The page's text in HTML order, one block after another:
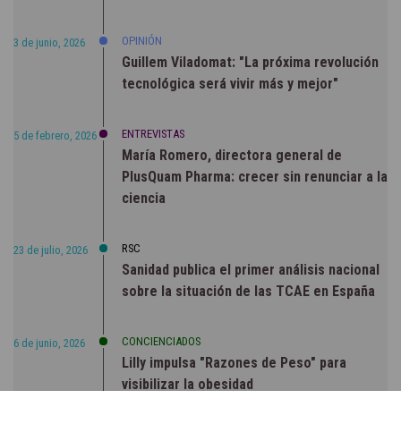
3 de junio, 2026 OPINIÓN
Guillem Viladomat: "La próxima revolución
tecnológica será vivir más y mejor"
5 de febrero, 2026 ENTREVISTAS
María Romero, directora general de
PlusQuam Pharma: crecer sin renunciar a la
ciencia
23 de julio, 2026 RSC
Sanidad publica el primer análisis nacional
sobre la situación de las TCAE en España
6 de junio, 2026 CONCIENCIADOS
Lilly impulsa "Razones de Peso" para
visibilizar la obesidad